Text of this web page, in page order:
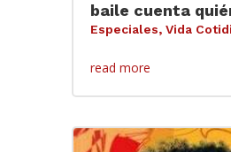
baile cuenta
Especiales, Vida
read more